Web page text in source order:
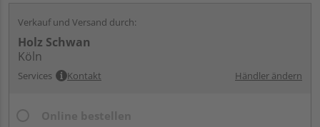
Verkauf und Versand durch:
Holz Schwan
Köln
Services Kontakt Händler ändern